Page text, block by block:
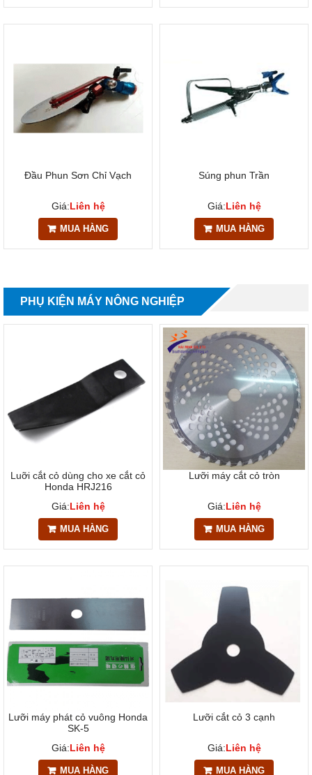
Đầu Phun Sơn Chỉ Vạch
Giá:Liên hệ
MUA HÀNG
Súng phun Trần
Giá:Liên hệ
MUA HÀNG
PHỤ KIỆN MÁY NÔNG NGHIỆP
Luỡi cắt cỏ dùng cho xe cắt cỏ
Honda HRJ216
Giá:Liên hệ
MUA HÀNG
Lưỡi máy cắt cỏ tròn
Giá:Liên hệ
MUA HÀNG
Lưỡi máy phát cỏ vuông Honda
SK-5
Giá:Liên hệ
MUA HÀNG
Lưỡi cắt cỏ 3 cạnh
Giá:Liên hệ
MUA HÀNG